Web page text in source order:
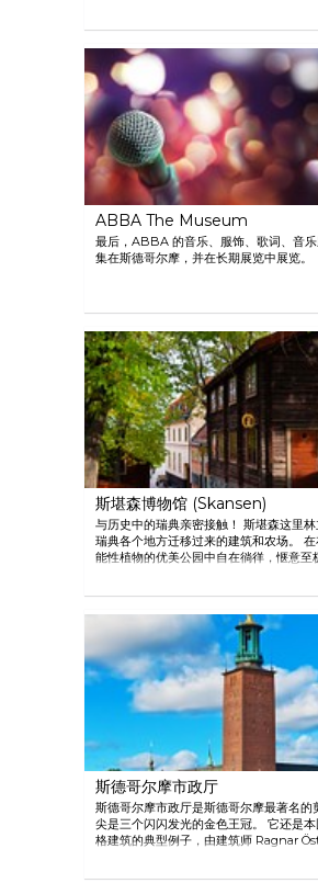
ABBA The Museum
最后，ABBA 的音乐、服饰、歌词、音
集在斯德哥尔摩，并在长期展览中展览。
斯堪森博物馆 (Skansen)
与历史中的瑞典亲密接触！ 斯堪森这里林
瑞典各个地方迁移过来的建筑和农场。
能性植物的优美公园中自在徜徉，惬意至
动物也是绝佳的体验，特别是掠食性动物
种。 您还可以加入今年的传统节日庆祝活
博物馆商店也是不错的选择。
斯德哥尔摩市政厅
斯德哥尔摩市政厅是斯德哥尔摩最著名的
尖是三个闪闪发光的金色王冠。 它还是
格建筑的典型例子，由建筑师 Ragnar